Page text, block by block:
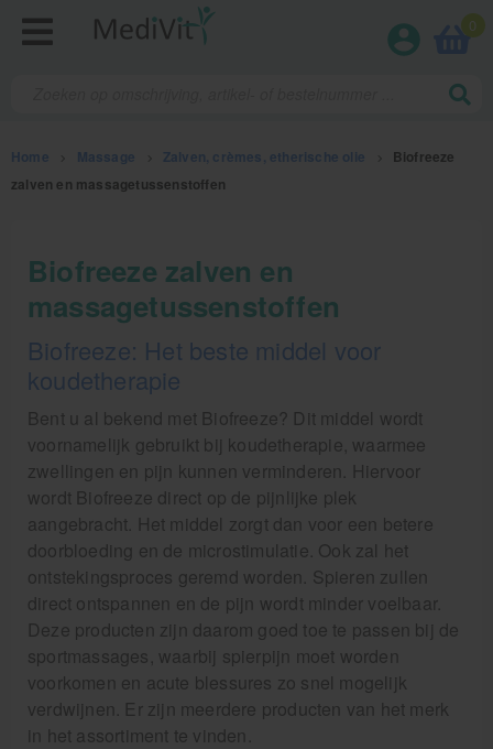
0
Home Massage Zalven, crèmes, etherische olie
Biofreeze
zalven en massagetussenstoffen
Fysiotherapieproducten
Verbruiksmaterialen
Massage
Massage, oliën en lotion
Zalven, crèmes, etherische olie
Massage accessoires
Massagetafels
Sportbraces
EHBO en BHV
Pedicure artikelen
Behandelstoel elektrisch
Biofreeze zalven en
massagetussenstoffen
Biofreeze: Het beste middel voor
koudetherapie
Bent u al bekend met Biofreeze? Dit middel wordt
voornamelijk gebruikt bij koudetherapie, waarmee
zwellingen en pijn kunnen verminderen. Hiervoor
wordt Biofreeze direct op de pijnlijke plek
aangebracht. Het middel zorgt dan voor een betere
doorbloeding en de microstimulatie. Ook zal het
ontstekingsproces geremd worden. Spieren zullen
direct ontspannen en de pijn wordt minder voelbaar.
Deze producten zijn daarom goed toe te passen bij de
sportmassages, waarbij spierpijn moet worden
voorkomen en acute blessures zo snel mogelijk
verdwijnen. Er zijn meerdere producten van het merk
in het assortiment te vinden.